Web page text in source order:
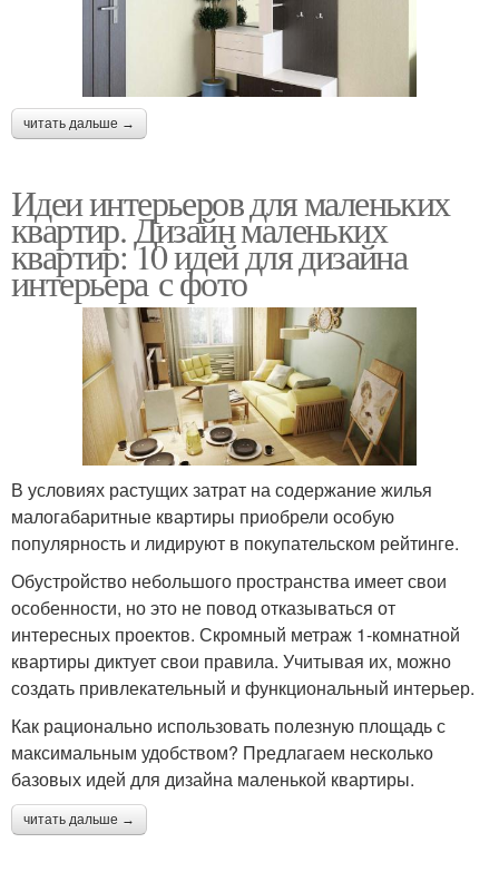
читать дальше →
Идеи интерьеров для маленьких
квартир. Дизайн маленьких
квартир: 10 идей для дизайна
интерьера с фото
В условиях растущих затрат на содержание жилья
малогабаритные квартиры приобрели особую
популярность и лидируют в покупательском рейтинге.
Обустройство небольшого пространства имеет свои
особенности, но это не повод отказываться от
интересных проектов. Скромный метраж 1-комнатной
квартиры диктует свои правила. Учитывая их, можно
создать привлекательный и функциональный интерьер.
Как рационально использовать полезную площадь с
максимальным удобством? Предлагаем несколько
базовых идей для дизайна маленькой квартиры.
читать дальше →